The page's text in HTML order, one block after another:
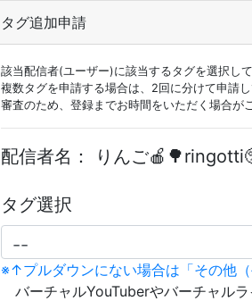
タグ追加申請
該当配信者(ユーザー)に該当するタグを選択し
複数タグを申請する場合は、2回に分けて申請
審査のため、登録までお時間をいただく場合が
配信者名： りんご
タグ選択
※↑プルダウンにない場合は「その他
バーチャルYouTuberやバーチャル